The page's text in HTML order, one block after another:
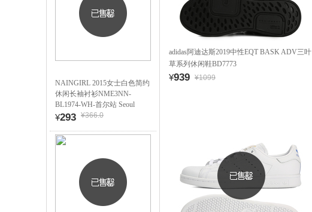
NAINGIRL 2015女士白色简约
休闲长袖衬衫NME3NN-
BL1974-WH-首尔站 Seoul
¥293 ¥366.0
adidas阿迪达斯2019中性EQT BASK ADV三叶
草系列休闲鞋BD7773
¥939 ¥1099